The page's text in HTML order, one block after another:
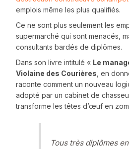
emplois même les plus qualifiés.
Ce ne sont plus seulement les
supermarché qui sont menacés,
consultants bardés de diplômes.
Dans son livre intitulé « Le
Violaine des Courières , en
raconte comment un nouveau
adopté par un cabinet de
transforme les têtes d’œuf en
Tous très diplômes